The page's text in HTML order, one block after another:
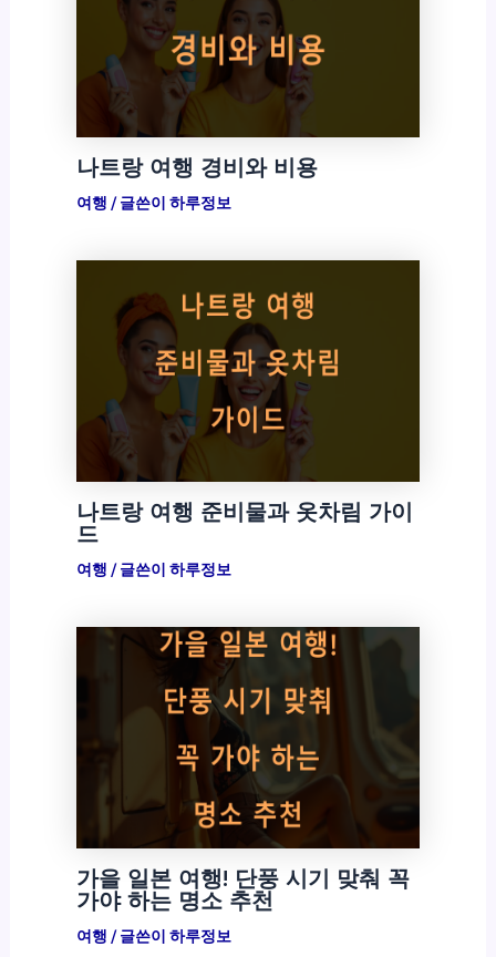
나트랑 여행 경비와 비용
여행 / 글쓴이 하루정보
나트랑 여행 준비물과 옷차림 가이
드
여행 / 글쓴이 하루정보
가을 일본 여행! 단풍 시기 맞춰 꼭
가야 하는 명소 추천
여행 / 글쓴이 하루정보